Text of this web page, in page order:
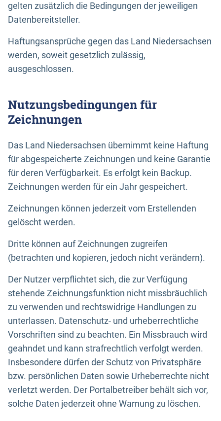
gelten zusätzlich die Bedingungen der jeweiligen
Datenbereitsteller.
Haftungsansprüche gegen das Land Niedersachsen
werden, soweit gesetzlich zulässig,
ausgeschlossen.
Nutzungsbedingungen für
Zeichnungen
Das Land Niedersachsen übernimmt keine Haftung
für abgespeicherte Zeichnungen und keine Garantie
für deren Verfügbarkeit. Es erfolgt kein Backup.
Zeichnungen werden für ein Jahr gespeichert.
Zeichnungen können jederzeit vom Erstellenden
gelöscht werden.
Dritte können auf Zeichnungen zugreifen
(betrachten und kopieren, jedoch nicht verändern).
Der Nutzer verpflichtet sich, die zur Verfügung
stehende Zeichnungsfunktion nicht missbräuchlich
zu verwenden und rechtswidrige Handlungen zu
unterlassen. Datenschutz- und urheberrechtliche
Vorschriften sind zu beachten. Ein Missbrauch wird
geahndet und kann strafrechtlich verfolgt werden.
Insbesondere dürfen der Schutz von Privatsphäre
bzw. persönlichen Daten sowie Urheberrechte nicht
verletzt werden. Der Portalbetreiber behält sich vor,
solche Daten jederzeit ohne Warnung zu löschen.